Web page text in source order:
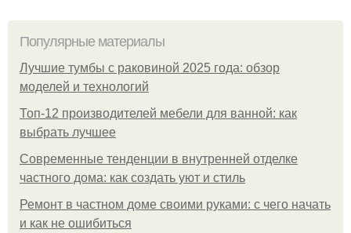
Популярные материалы
Лучшие тумбы с раковиной 2025 года: обзор
моделей и технологий
Топ-12 производителей мебели для ванной: как
выбрать лучшее
Современные тенденции в внутренней отделке
частного дома: как создать уют и стиль
Ремонт в частном доме своими руками: с чего начать
и как не ошибиться